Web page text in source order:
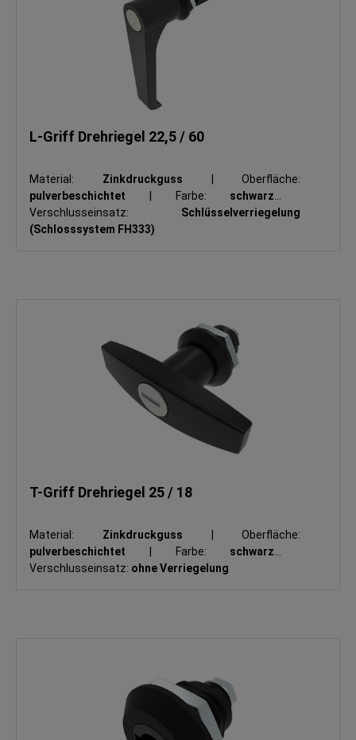
L-Griff Drehriegel 22,5 / 60
Material: Zinkdruckguss
Oberfläche:
pulverbeschichtet
Farbe: schwarz
Verschlusseinsatz: Schlüsselverriegelung
(Schlosssystem FH333)
T-Griff Drehriegel 25 / 18
Material: Zinkdruckguss
Oberfläche:
pulverbeschichtet
Farbe: schwarz
Verschlusseinsatz: ohne Verriegelung